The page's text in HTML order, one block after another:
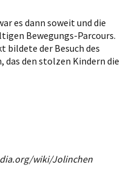
es dann soweit und die
Bewegungs-Parcours.
bildete der Besuch des
den stolzen Kindern die
wiki/Jolinchen